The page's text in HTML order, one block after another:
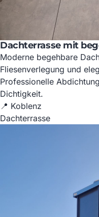
Dachterrasse mit
Moderne begehbare
Fliesenverlegung und
Professionelle
Dichtigkeit.
📍 Koblenz
Dachterrasse